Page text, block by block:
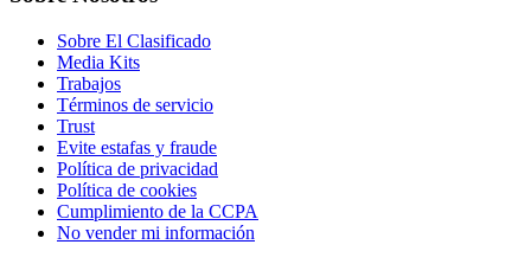
Sobre El Clasificado
Media Kits
Trabajos
Términos de servicio
Trust
Evite estafas y fraude
Política de privacidad
Política de cookies
Cumplimiento de la CCPA
No vender mi información